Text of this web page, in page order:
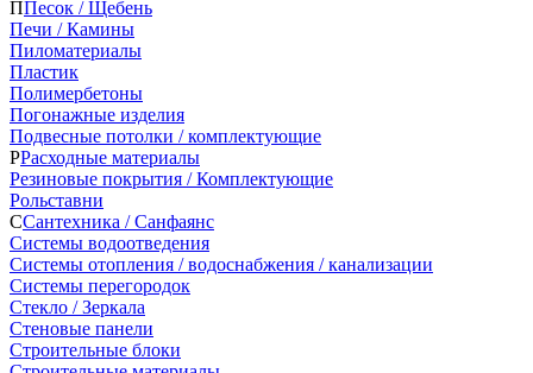
ППесок / Щебень
Печи / Камины
Пиломатериалы
Пластик
Полимербетоны
Погонажные изделия
Подвесные потолки / комплектующие
РРасходные материалы
Резиновые покрытия / Комплектующие
Рольставни
ССантехника / Санфаянс
Системы водоотведения
Системы отопления / водоснабжения / канализации
Системы перегородок
Стекло / Зеркала
Стеновые панели
Строительные блоки